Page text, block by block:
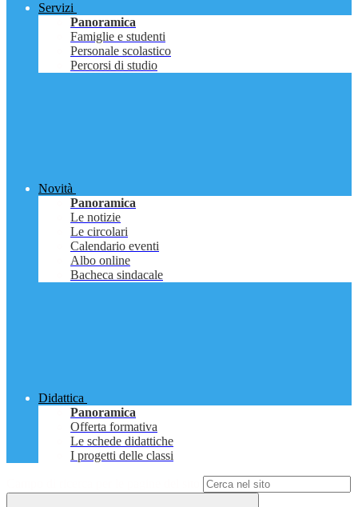
Servizi
Panoramica
Famiglie e studenti
Personale scolastico
Percorsi di studio
Novità
Panoramica
Le notizie
Le circolari
Calendario eventi
Albo online
Bacheca sindacale
Didattica
Panoramica
Offerta formativa
Le schede didattiche
I progetti delle classi